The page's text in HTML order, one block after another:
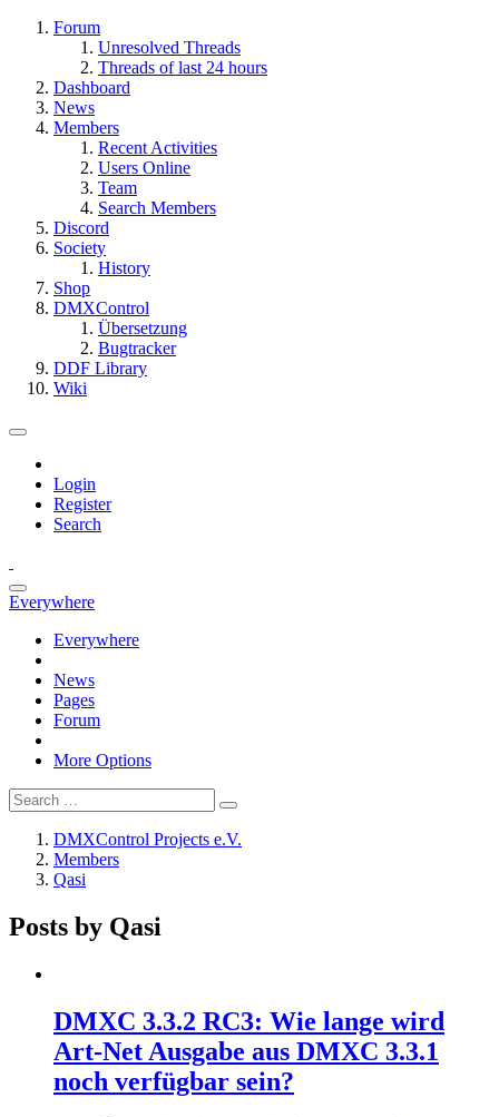
Forum
Unresolved Threads
Threads of last 24 hours
Dashboard
News
Members
Recent Activities
Users Online
Team
Search Members
Discord
Society
History
Shop
DMXControl
Übersetzung
Bugtracker
DDF Library
Wiki
Login
Register
Search
Everywhere
Everywhere
News
Pages
Forum
More Options
DMXControl Projects e.V.
Members
Qasi
Posts by Qasi
DMXC 3.3.2 RC3: Wie lange wird
Art-Net Ausgabe aus DMXC 3.3.1
noch verfügbar sein?